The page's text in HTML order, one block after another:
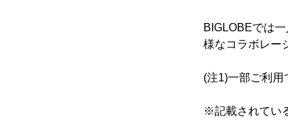
BIGLOBEでは
様なコラボレー
(注1)一部ご利用
※記載されてい